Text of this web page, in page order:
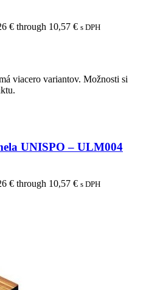
€ through 10,57 € s DPH
viacero variantov. Možnosti si
UNISPO – ULM004
€ through 10,57 € s DPH